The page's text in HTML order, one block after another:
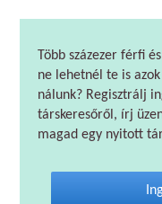
Több százezer férfi
ne lehetnél te is
nálunk? Regisztrálj
társkeresőről, írj
magad egy nyitott